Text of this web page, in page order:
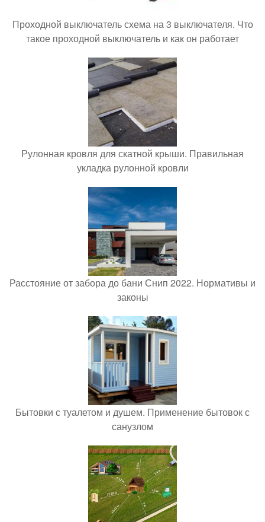
Проходной выключатель схема на 3 выключателя. Что
такое проходной выключатель и как он работает
Рулонная кровля для скатной крыши. Правильная
укладка рулонной кровли
Расстояние от забора до бани Снип 2022. Нормативы и
законы
Бытовки с туалетом и душем. Применение бытовок с
санузлом